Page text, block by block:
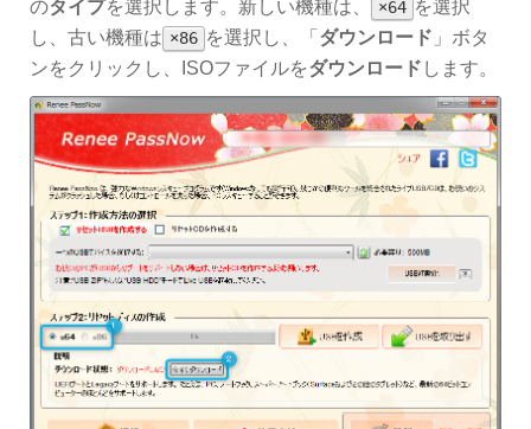
のタイプを選択します。新しい機種は、 ×64 を選択
し、古い機種は ×86 を選択し、「 ダウンロード 」ボタ
ンをクリックし、ISOファイルをダウンロード します。